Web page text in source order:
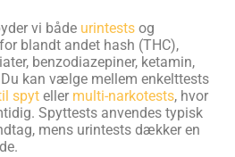
vi både urintestsog
blandt andet hash (THC),
benzodiazepiner, ketamin,
kan vælge mellem enkelttests
spyteller multi-narkotests, hvor
Spyttests anvendes typisk
mens urintests dækker en